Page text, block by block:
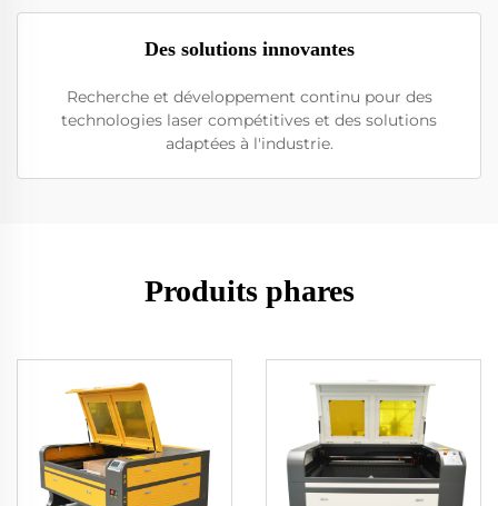
Des solutions innovantes
Recherche et développement continu pour des
technologies laser compétitives et des solutions
adaptées à l'industrie.
Produits phares